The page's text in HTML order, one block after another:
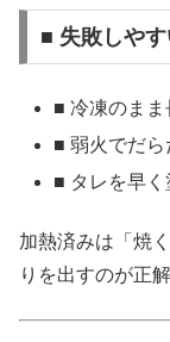
■ 失敗しやす
■ 冷凍のまま
■ 弱火でだら
■ タレを早く
加熱済みは「焼
りを出すのが正解